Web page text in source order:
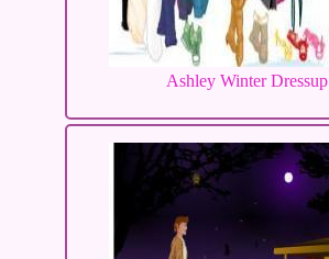
Ashley Winter Dressup